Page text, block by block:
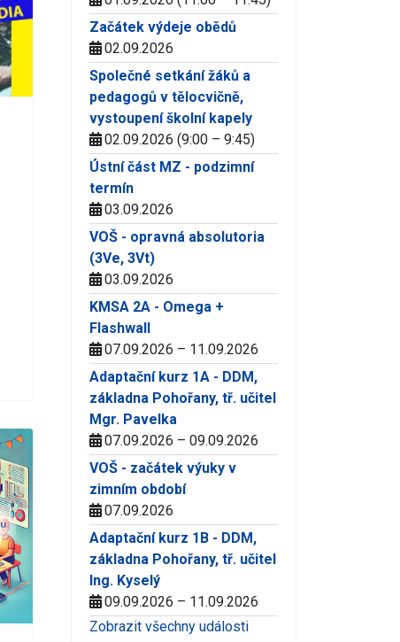
Začátek výdeje obědů
02.09.2026
Společné setkání žáků a
pedagogů v tělocvičně,
vystoupení školní kapely
02.09.2026 (9:00 – 9:45)
Ústní část MZ - podzimní
termín
03.09.2026
VOŠ - opravná absolutoria
(3Ve, 3Vt)
03.09.2026
KMSA 2A - Omega +
Flashwall
07.09.2026 – 11.09.2026
Adaptační kurz 1A - DDM,
základna Pohořany, tř. učitel
Mgr. Pavelka
07.09.2026 – 09.09.2026
VOŠ - začátek výuky v
zimním období
07.09.2026
Adaptační kurz 1B - DDM,
základna Pohořany, tř. učitel
Ing. Kyselý
09.09.2026 – 11.09.2026
Zobrazit všechny události